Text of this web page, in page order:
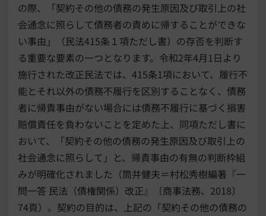
の際、「契約その他の債務の発生原因及び取引上の社
会通念に照らして債務者の責めに帰することができな
い事由」（民法415条１項ただし書）の存否を判断す
る重要な要素の一つとなります。令和2年4月1日より
施行された改正民法では、415条1項において、履行不
能とそれ以外の債務不履行を区別することなく、債務
者に帰責事由がない場合には債務不履行に基づく損害
賠償責任を負わないことを定めた上、同項ただし書に
おいて、「契約その他の債務の発生原因及び取引上の
社会通念に照らして」と、帰責事由の有無の判断枠組
みが明確化されました（筒井健夫＝村松秀樹編著『一
問一答 民法（債権関係）改正』〔商事法務、2018〕
74頁）。契約の目的は、上記の「契約その他の債務の